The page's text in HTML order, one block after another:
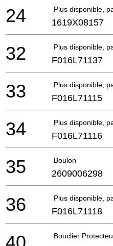
Plus disponible,
24 1619X08157
Plus disponible,
32 F016L71137
Plus disponible,
33 F016L71115
Plus disponible,
34 F016L71116
Boulon
35 2609006298
Plus disponible,
36 F016L71118
Bouclier